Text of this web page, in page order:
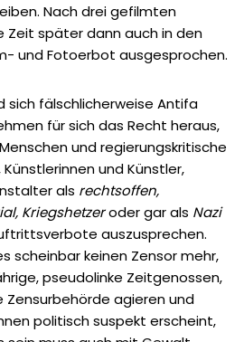
Nach drei gefilmten
Zeit später dann auch in den
und Fotoerbot ausgesprochen.
sich fälschlicherweise Antifa
für sich das Recht heraus,
und regierungskritische
und Künstler,
als rechtsoffen,
Kriegshetzeroder gar als Nazi
auszusprechen.
scheinbar keinen Zensor mehr,
pseudolinke Zeitgenossen,
agieren und
politisch suspekt erscheint,